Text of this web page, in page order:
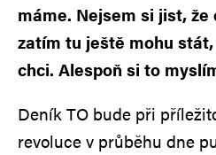
máme. Nejsem si jist, že
zatím tu ještě mohu
chci. Alespoň si to
Deník TO bude při
revoluce v průběhu dne